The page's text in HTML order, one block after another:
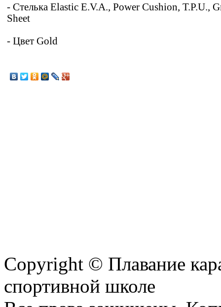
- Стелька Elastic E.V.A., Power Cushion, T.P.U.,
Sheet
- Цвет Gold
Copyright © Плавание
спортивной школе